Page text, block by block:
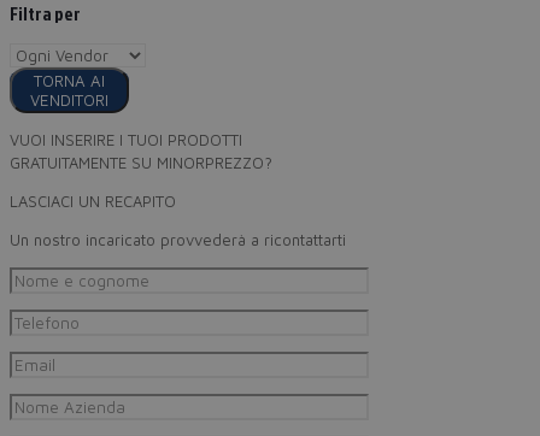
Filtra per
TORNA AI
VENDITORI
VUOI INSERIRE I TUOI PRODOTTI
GRATUITAMENTE SU MINORPREZZO?
LASCIACI UN RECAPITO
Un nostro incaricato provvederà a ricontattarti